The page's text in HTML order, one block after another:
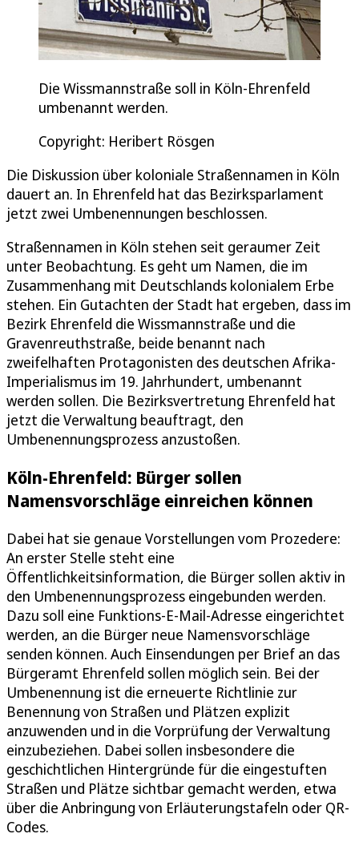
Die Wissmannstraße soll in Köln-Ehrenfeld
umbenannt werden.
Copyright: Heribert Rösgen
Die Diskussion über koloniale Straßennamen in Köln
dauert an. In Ehrenfeld hat das Bezirksparlament
jetzt zwei Umbenennungen beschlossen.
Straßennamen in Köln stehen seit geraumer Zeit
unter Beobachtung. Es geht um Namen, die im
Zusammenhang mit Deutschlands kolonialem Erbe
stehen. Ein Gutachten der Stadt hat ergeben, dass im
Bezirk Ehrenfeld die Wissmannstraße und die
Gravenreuthstraße, beide benannt nach
zweifelhaften Protagonisten des deutschen Afrika-
Imperialismus im 19. Jahrhundert, umbenannt
werden sollen. Die Bezirksvertretung Ehrenfeld hat
jetzt die Verwaltung beauftragt, den
Umbenennungsprozess anzustoßen.
Köln-Ehrenfeld: Bürger sollen
Namensvorschläge einreichen können
Dabei hat sie genaue Vorstellungen vom Prozedere:
An erster Stelle steht eine
Öffentlichkeitsinformation, die Bürger sollen aktiv in
den Umbenennungsprozess eingebunden werden.
Dazu soll eine Funktions-E-Mail-Adresse eingerichtet
werden, an die Bürger neue Namensvorschläge
senden können. Auch Einsendungen per Brief an das
Bürgeramt Ehrenfeld sollen möglich sein. Bei der
Umbenennung ist die erneuerte Richtlinie zur
Benennung von Straßen und Plätzen explizit
anzuwenden und in die Vorprüfung der Verwaltung
einzubeziehen. Dabei sollen insbesondere die
geschichtlichen Hintergründe für die eingestuften
Straßen und Plätze sichtbar gemacht werden, etwa
über die Anbringung von Erläuterungstafeln oder QR-
Codes.